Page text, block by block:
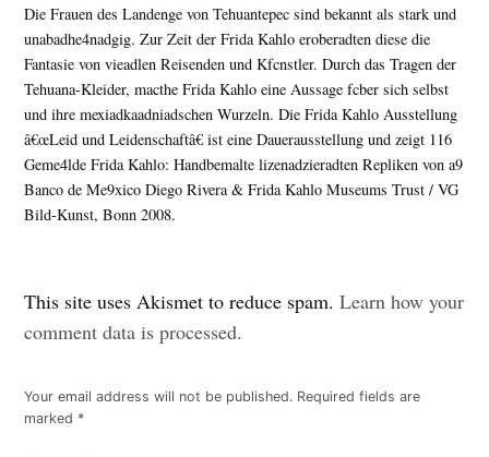
Die Frauen des Landenge von Tehuantepec sind bekannt als stark und
unabadhe4nadgig. Zur Zeit der Frida Kahlo eroberadten diese die
Fantasie von vieadlen Reisenden und Kfcnstler. Durch das Tragen der
Tehuana-Kleider, macthe Frida Kahlo eine Aussage fcber sich selbst
und ihre mexiadkaadniadschen Wurzeln. Die Frida Kahlo Ausstellung
â€œLeid und Leidenschaftâ€ ist eine Dauerausstellung und zeigt 116
Geme4lde Frida Kahlo: Handbemalte lizenadzieradten Repliken von a9
Banco de Me9xico Diego Rivera & Frida Kahlo Museums Trust / VG
Bild-Kunst, Bonn 2008.
a
comment
Your email address will not be published. Required fields are
marked *
This site uses Akismet to reduce spam.Learn how your
comment data is processed.